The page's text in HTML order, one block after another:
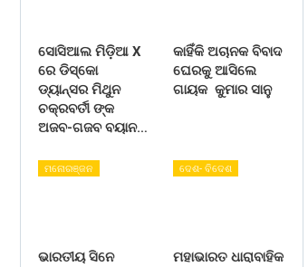
ସୋସିଆଲ ମିଡ଼ିଆ X
ରେ ଡିସ୍କୋ
ଡ୍ୟାନ୍ସର ମିଥୁନ
ଚକ୍ରବର୍ତୀ ଙ୍କ
ଅଜବ-ଗଜବ ବୟାନ…
କାହିଁକି ଅଚାନକ ବିବାଦ
ଘେରକୁ ଆସିଲେ
ଗାୟକ କୁମାର ସାନୁ
ମନୋରଞ୍ଜନ
ଭାରତୀୟ ସିନେ
ଦେଶ- ବିଦେଶ
ମହାଭାରତ ଧାରାବାହିକ